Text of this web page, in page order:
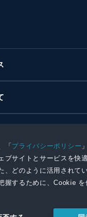
「プライバシーポリシー
ブサイトとサービスを快
、どのように活用されて
握するために、Cookie を